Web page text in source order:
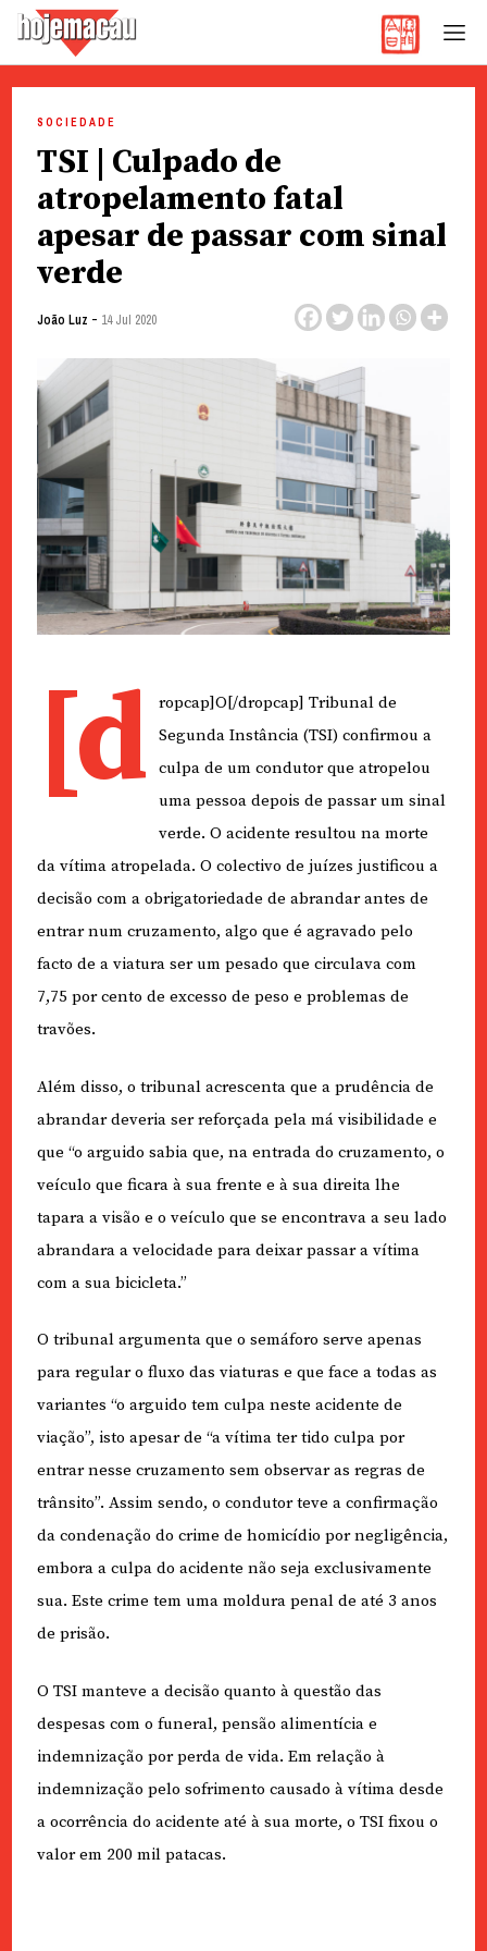
content
SOCIEDADE
TSI | Culpado de
atropelamento fatal
apesar de passar com sinal
verde
João Luz - 14 Jul 2020
[d
ropcap]O[/dropcap] Tribunal de
Segunda Instância (TSI) confirmou a
culpa de um condutor que atropelou
uma pessoa depois de passar um sinal
verde. O acidente resultou na morte
da vítima atropelada. O colectivo de juízes justificou a
decisão com a obrigatoriedade de abrandar antes de
entrar num cruzamento, algo que é agravado pelo
facto de a viatura ser um pesado que circulava com
7,75 por cento de excesso de peso e problemas de
travões.
Além disso, o tribunal acrescenta que a prudência de
abrandar deveria ser reforçada pela má visibilidade e
que “o arguido sabia que, na entrada do cruzamento, o
veículo que ficara à sua frente e à sua direita lhe
tapara a visão e o veículo que se encontrava a seu lado
abrandara a velocidade para deixar passar a vítima
com a sua bicicleta.”
O tribunal argumenta que o semáforo serve apenas
para regular o fluxo das viaturas e que face a todas as
variantes “o arguido tem culpa neste acidente de
viação”, isto apesar de “a vítima ter tido culpa por
entrar nesse cruzamento sem observar as regras de
trânsito”. Assim sendo, o condutor teve a confirmação
da condenação do crime de homicídio por negligência,
embora a culpa do acidente não seja exclusivamente
sua. Este crime tem uma moldura penal de até 3 anos
de prisão.
O TSI manteve a decisão quanto à questão das
despesas com o funeral, pensão alimentícia e
indemnização por perda de vida. Em relação à
indemnização pelo sofrimento causado à vítima desde
a ocorrência do acidente até à sua morte, o TSI fixou o
valor em 200 mil patacas.